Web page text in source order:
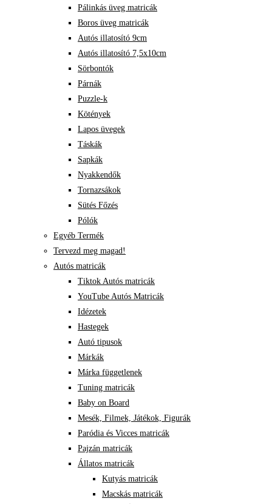
Pálinkás üveg matricák
Boros üveg matricák
Autós illatosító 9cm
Autós illatosító 7,5x10cm
Sörbontók
Párnák
Puzzle-k
Kötények
Lapos üvegek
Táskák
Sapkák
Nyakkendők
Tornazsákok
Sütés Főzés
Pólók
Egyéb Termék
Tervezd meg magad!
Autós matricák
Tiktok Autós matricák
YouTube Autós Matricák
Idézetek
Hastegek
Autó tipusok
Márkák
Márka függetlenek
Tuning matricák
Baby on Board
Mesék, Filmek, Játékok, Figurák
Paródia és Vicces matricák
Pajzán matricák
Állatos matricák
Kutyás matricák
Macskás matricák